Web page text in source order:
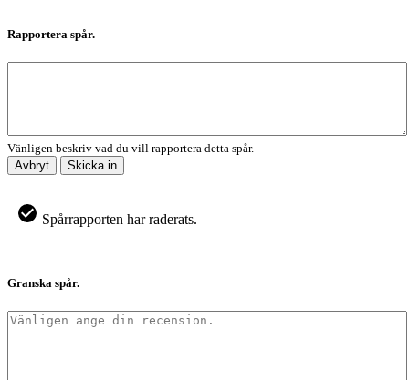
Rapportera spår.
Vänligen beskriv vad du vill rapportera detta spår.
Avbryt
Skicka in
Spårrapporten har raderats.
Granska spår.